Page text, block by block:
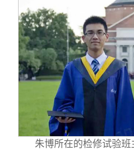
朱博所在的检修试验